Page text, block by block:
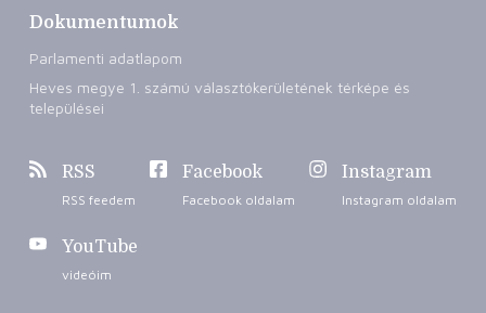
Dokumentumok
Parlamenti adatlapom
Heves megye 1. számú választókerületének térképe és
települései
RSS
RSS feedem
Facebook
Facebook oldalam
Instagram
Instagram oldalam
YouTube
videóim